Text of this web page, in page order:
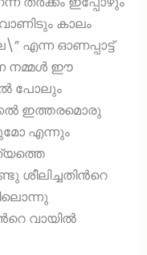
കാലം
എന്ന ഓണപ്പാട്ട്
നമ്മള്‍ ഈ
പോലും
ഇത്തരമൊരു
എന്ന‍ും
ശീലിച്ചതിന്‍റെ
വായില്‍